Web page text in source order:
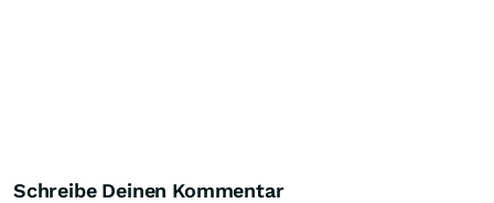
Schreibe Deinen Kommentar